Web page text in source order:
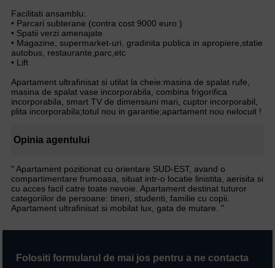
Facilitati ansamblu:
• Parcari subterane (contra cost 9000 euro )
• Spatii verzi amenajate
• Magazine, supermarket-uri, gradinita publica in apropiere,statie
autobus, restaurante,parc,etc
• Lift
Apartament ultrafinisat si utilat la cheie:masina de spalat rufe,
masina de spalat vase incorporabila, combina frigorifica
incorporabila, smart TV de dimensiuni mari, cuptor incorporabil,
plita incorporabila;totul nou in garantie;apartament nou nelocuit !
Opinia agentului
" Apartament pozitionat cu orientare SUD-EST, avand o
compartimentare frumoasa, situat intr-o locatie linistita, aerisita si
cu acces facil catre toate nevoie. Apartament destinat tuturor
categoriilor de persoane: tineri, studenti, familie cu copii.
Apartament ultrafinisat si mobilat lux, gata de mutare. "
Folositi formularul de mai jos pentru a ne contacta